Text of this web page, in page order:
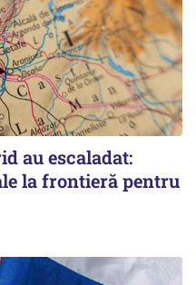
au escaladat:
la frontieră pentru